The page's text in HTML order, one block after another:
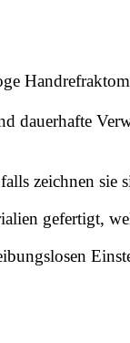
dauerhafte
zeichnen sie
gefertigt,